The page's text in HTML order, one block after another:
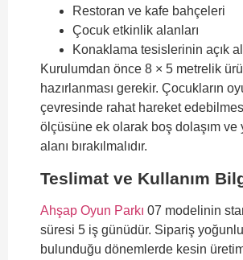
Restoran ve kafe bahçeleri
Çocuk etkinlik alanları
Konaklama tesislerinin açık
Kurulumdan önce 8 × 5 metrelik
hazırlanması gerekir. Çocukların
çevresinde rahat hareket
ölçüsüne ek olarak boş dolaşım ve
alanı bırakılmalıdır.
Teslimat ve Kullanım
Ahşap Oyun Parkı 07 modelinin
süresi 5 iş günüdür. Sipariş
bulunduğu dönemlerde kesin